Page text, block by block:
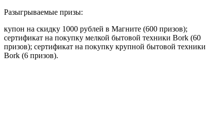
Разыгрываемые призы:
купон на скидку 1000 рублей в Магните (600 призов);
сертификат на покупку мелкой бытовой техники Bork (60
призов); сертификат на покупку крупной бытовой техники
Bork (6 призов).